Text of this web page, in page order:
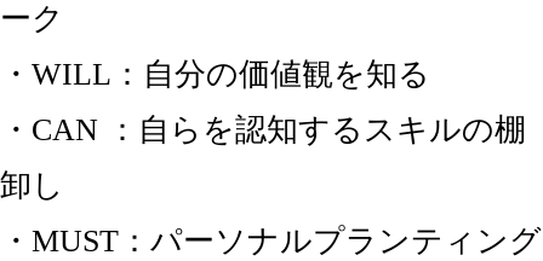
ーク
・WILL：自分の価値観を知る
・CAN ：自らを認知するスキルの棚
卸し
・MUST：パーソナルプランティング